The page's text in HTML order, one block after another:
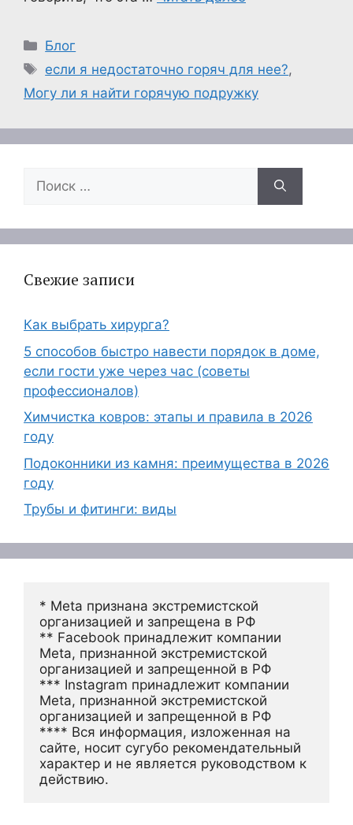
Рубрики
Блог
Метки
если я недостаточно горяч для нее?,
Могу ли я найти горячую подружку
Поиск:
Свежие записи
Как выбрать хирурга?
5 способов быстро навести порядок в доме,
если гости уже через час (советы
профессионалов)
Химчистка ковров: этапы и правила в 2026
году
Подоконники из камня: преимущества в 2026
году
Трубы и фитинги: виды
* Meta признана экстремистской
организацией и запрещена в РФ
** Facebook принадлежит компании
Meta, признанной экстремистской
организацией и запрещенной в РФ
*** Instagram принадлежит компании
Meta, признанной экстремистской
организацией и запрещенной в РФ
**** Вся информация, изложенная на
сайте, носит сугубо рекомендательный
характер и не является руководством к
действию.